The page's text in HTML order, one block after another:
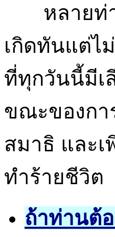
หลายท่า
เกิดทันแต่ไ
ที่ทุกวันนี้มีเ
ขณะของกา
สมาธิ และ
ทำร้ายชีวิต
ถ้าท่านต้